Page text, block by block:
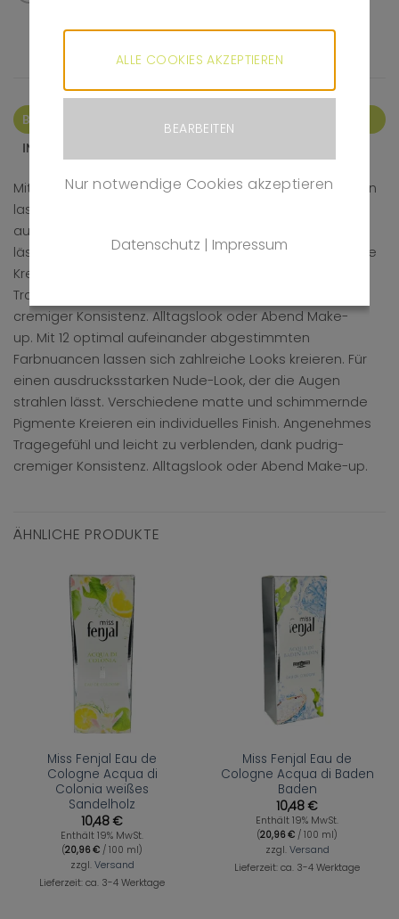
BESCHREIBUNG
INHALTSSTOFFE
Mit 12 optimal aufeinander abgestimmten Farbnuancen
lassen sich zahlreiche Looks kreieren.
ausdrucksstarken Nude-Look, der die Augen strahlen
lässt.
Verschiedene matte und schimmernde Pigmente
Kreieren ein individuelles Finish.
Tragegefühl und leicht zu verblenden, dank pudrig-
cremiger Konsistenz. Alltagslook oder Abend Make-
up. Mit 12 optimal aufeinander abgestimmten
Farbnuancen lassen sich zahlreiche Looks kreieren. Für
einen ausdrucksstarken Nude-Look, der die Augen
strahlen lässt. Verschiedene matte und schimmernde
Pigmente Kreieren ein individuelles Finish. Angenehmes
Tragegefühl und leicht zu verblenden, dank pudrig-
cremiger Konsistenz. Alltagslook oder Abend Make-up.
ÄHNLICHE PRODUKTE
Miss Fenjal Eau de
Cologne Acqua di
Colonia weißes
Sandelholz
10,48 €
Enthält 19% MwSt.
(20,96€ / 100 ml)
zzgl. Versand
Lieferzeit: ca. 3-4 Werktage
Miss Fenjal Eau de
Cologne Acqua di Baden
Baden
10,48 €
Enthält 19% MwSt.
(20,96€ / 100 ml)
zzgl. Versand
Lieferzeit: ca. 3-4 Werktage
ALLE COOKIES AKZEPTIEREN
BEARBEITEN
Nur notwendige Cookies akzeptieren
Datenschutz | Impressum